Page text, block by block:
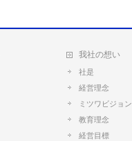
我社の想い
社是
経営理念
ミツワビジョン
教育理念
経営目標